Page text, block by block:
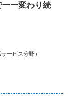
ー変わり続
ービス分野）